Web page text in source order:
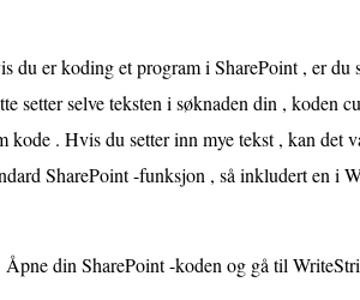
du er koding et program i SharePoint , er
setter selve teksten i søknaden din , koden
kode . Hvis du setter inn mye tekst , kan
SharePoint -funksjon , så inkludert en i
Åpne din SharePoint -koden og gå til